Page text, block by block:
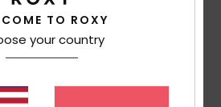
REPEATER STRETCH - 87%
NATUURLIJK RUBBER
TO ROXY
your country